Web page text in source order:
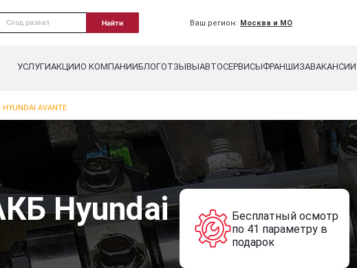
Найти Ваш регион: Москва и МО
УСЛУГИАКЦИИО КОМПАНИИБЛОГОТЗЫВЫАВТОСЕРВИСЫФРАНШИЗАВАКАНСИИ
AVANTE
Hyundai
Бесплатный осмотр
по 41 параметру в
подарок